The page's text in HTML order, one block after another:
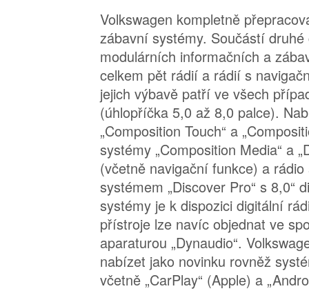
Volkswagen kompletně
zábavní systémy. Součástí druhé
modulárních informačních a
celkem pět rádií a rádií s
jejich výbavě patří ve všech
(úhlopříčka 5,0 až 8,0 palce).
„Composition Touch“ a
systémy „Composition Media“ a
(včetně navigační funkce) a
systémem „Discover Pro“ s 8,0“
systémy je k dispozici digitální
přístroje lze navíc objednat ve
aparaturou „Dynaudio“.
nabízet jako novinku rovněž
včetně „CarPlay“ (Apple) a